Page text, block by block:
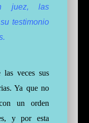
juez, las
testimonio
las veces sus
Ya que no
un orden
y por esta